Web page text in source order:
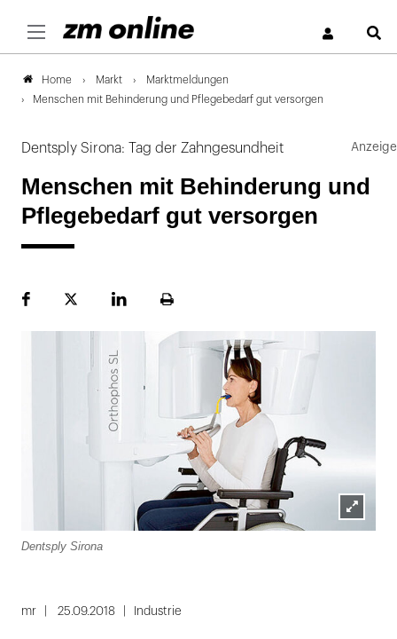
Home Markt
Marktmeldungen
Menschen mit Behinderung und Pflegebedarf gut versorgen
Dentsply Sirona: Tag der Zahngesundheit
Menschen mit Behinderung und
Pflegebedarf gut versorgen
FacebookPlattformLinekdInSeite
Lightbox
Dentsply Sirona
mr 25.09.2018 Industrie